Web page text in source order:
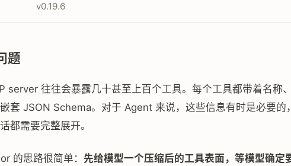
v0.19.6
题
server 往往会暴露几十甚至上百个工具。每个工具都带着名称
套 JSON Schema。对于 Agent 来说，这些信息有时是必要的，
都需要完整展开。
的思路很简单： 先给模型一个压缩后的工具表面，等模型确定